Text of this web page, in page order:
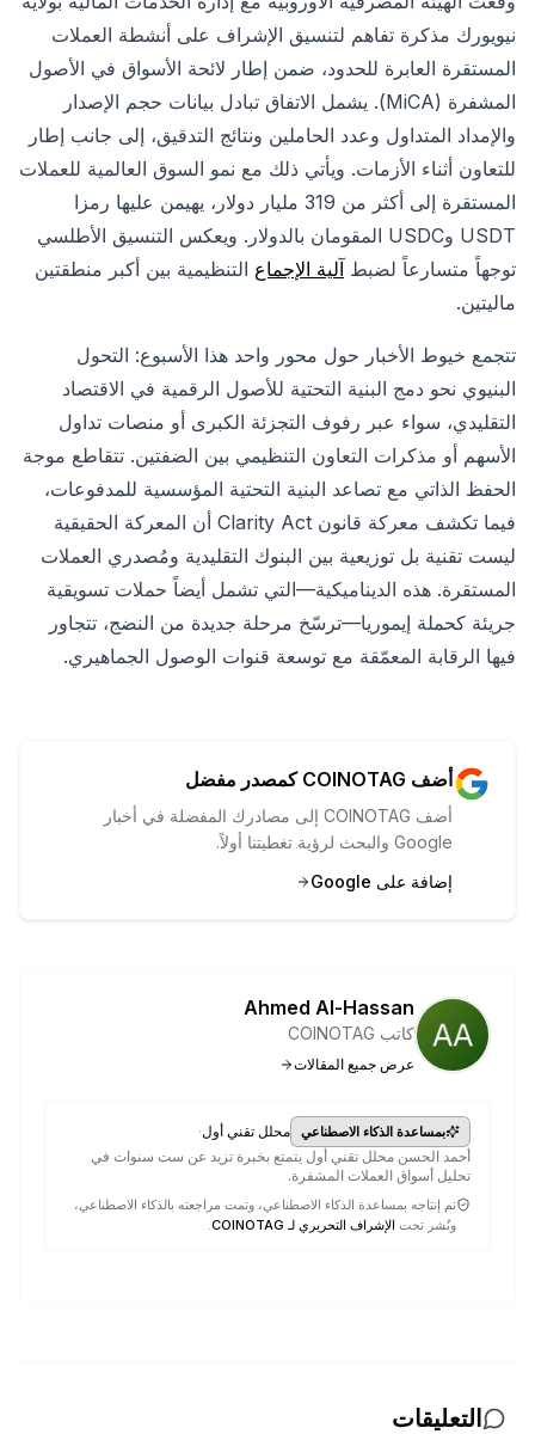
نيويورك مذكرة تفاهم لتنسيق الإشراف على أنشطة العملات
المستقرة العابرة للحدود، ضمن إطار لائحة الأسواق في الأصول
المشفرة (MiCA). يشمل الاتفاق تبادل بيانات حجم الإصدار
والإمداد المتداول وعدد الحاملين ونتائج التدقيق، إلى جانب إطار
للتعاون أثناء الأزمات. ويأتي ذلك مع نمو السوق العالمية للعملات
المستقرة إلى أكثر من 319 مليار دولار، يهيمن عليها رمزا
USDT وUSDC المقومان بالدولار. ويعكس التنسيق الأطلسي
توجهاً متسارعاً لضبط آلية الإجماع‏ التنظيمية بين أكبر منطقتين
ماليتين.
تتجمع خيوط الأخبار حول محور واحد هذا الأسبوع: التحول
البنيوي نحو دمج البنية التحتية للأصول الرقمية في الاقتصاد
التقليدي، سواء عبر رفوف التجزئة الكبرى أو منصات تداول
الأسهم أو مذكرات التعاون التنظيمي بين الضفتين. تتقاطع موجة
الحفظ الذاتي مع تصاعد البنية التحتية المؤسسية للمدفوعات،
فيما تكشف معركة قانون Clarity Act أن المعركة الحقيقية
ليست تقنية بل توزيعية بين البنوك التقليدية ومُصدري العملات
المستقرة. هذه الديناميكية—التي تشمل أيضاً حملات تسويقية
جريئة كحملة إيموريا—ترسّخ مرحلة جديدة من النضج، تتجاور
فيها الرقابة المعمّقة مع توسعة قنوات الوصول الجماهيري.
أضف COINOTAG كمصدر مفضل
أضف COINOTAG إلى مصادرك المفضلة في أخبار
Google والبحث لرؤية تغطيتنا أولاً.
إضافة على Google
Ahmed Al-Hassan
كاتب COINOTAG
عرض جميع المقالات
بمساعدة الذكاء الاصطناعي محلل تقني أول·
أحمد الحسن محلل تقني أول يتمتع بخبرة تزيد عن ست سنوات في
تحليل أسواق العملات المشفرة.
تم إنتاجه بمساعدة الذكاء الاصطناعي، وتمت مراجعته بالذكاء الاصطناعي،
ونُشر تحت الإشراف التحريري لـ COINOTAG
التعليقات